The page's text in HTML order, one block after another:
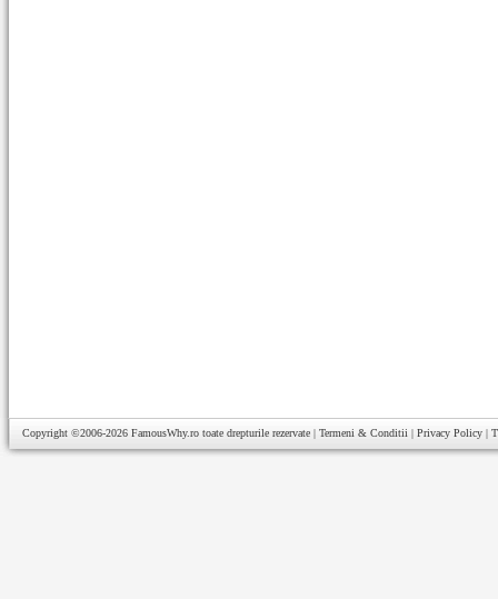
Copyright ©2006-2026 FamousWhy.ro toate drepturile rezervate | Termeni & Conditii | Privacy Policy |